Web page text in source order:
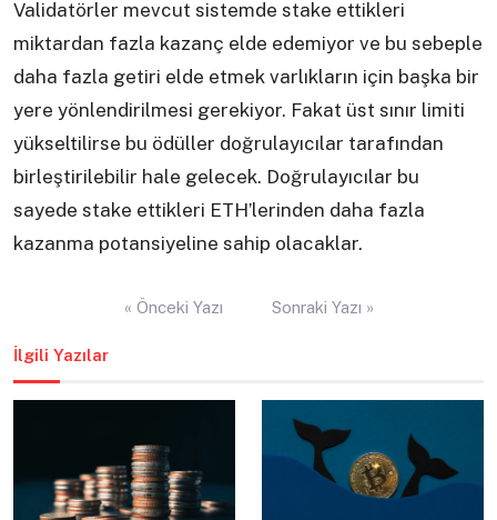
Validatörler mevcut sistemde stake ettikleri
miktardan fazla kazanç elde edemiyor ve bu sebeple
daha fazla getiri elde etmek varlıkların için başka bir
yere yönlendirilmesi gerekiyor. Fakat üst sınır limiti
yükseltilirse bu ödüller doğrulayıcılar tarafından
birleştirilebilir hale gelecek. Doğrulayıcılar bu
sayede stake ettikleri ETH’lerinden daha fazla
kazanma potansiyeline sahip olacaklar.
« Önceki Yazı Sonraki Yazı »
İlgili Yazılar